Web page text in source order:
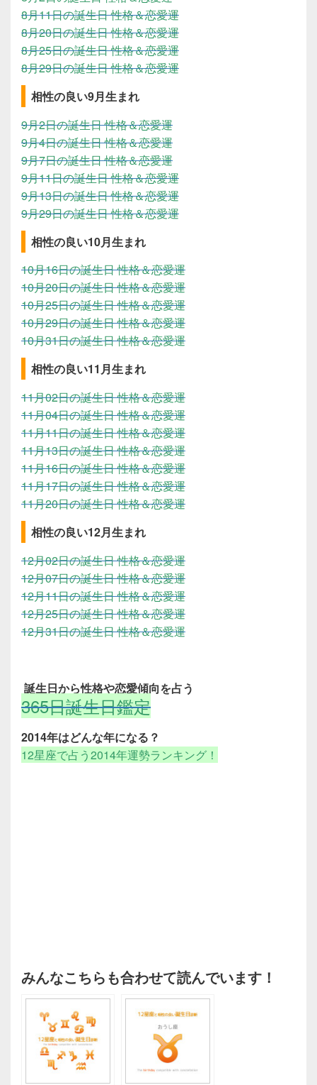
8月11日の誕生日 性格＆恋愛運
8月20日の誕生日 性格＆恋愛運
8月25日の誕生日 性格＆恋愛運
8月29日の誕生日 性格＆恋愛運
相性の良い9月生まれ
9月2日の誕生日 性格＆恋愛運
9月4日の誕生日 性格＆恋愛運
9月7日の誕生日 性格＆恋愛運
9月11日の誕生日 性格＆恋愛運
9月13日の誕生日 性格＆恋愛運
9月29日の誕生日 性格＆恋愛運
相性の良い10月生まれ
10月16日の誕生日 性格＆恋愛運
10月20日の誕生日 性格＆恋愛運
10月25日の誕生日 性格＆恋愛運
10月29日の誕生日 性格＆恋愛運
10月31日の誕生日 性格＆恋愛運
相性の良い11月生まれ
11月02日の誕生日 性格＆恋愛運
11月04日の誕生日 性格＆恋愛運
11月11日の誕生日 性格＆恋愛運
11月13日の誕生日 性格＆恋愛運
11月16日の誕生日 性格＆恋愛運
11月17日の誕生日 性格＆恋愛運
11月20日の誕生日 性格＆恋愛運
相性の良い12月生まれ
12月02日の誕生日 性格＆恋愛運
12月07日の誕生日 性格＆恋愛運
12月11日の誕生日 性格＆恋愛運
12月25日の誕生日 性格＆恋愛運
12月31日の誕生日 性格＆恋愛運
誕生日から性格や恋愛傾向を占う
365日誕生日鑑定
2014年はどんな年になる？
12星座で占う2014年運勢ランキング！
みんなこちらも合わせて読んでいます！